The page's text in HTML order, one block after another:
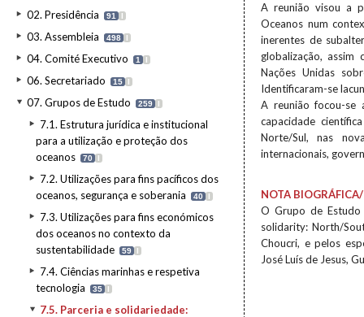
02. Presidência 91 I
03. Assembleia 498 I
04. Comité Executivo 1 I
06. Secretariado 15 I
07. Grupos de Estudo 259 I
7.1. Estrutura jurídica e institucional
para a utilização e proteção dos
oceanos
70 I
7.2. Utilizações para fins pacíficos dos
oceanos, segurança e soberania
40 I
7.3. Utilizações para fins económicos
dos oceanos no contexto da
sustentabilidade
59 I
7.4. Ciências marinhas e respetiva
tecnologia
35 I
7.5. Parceria e solidariedade:
A reunião visou a
Oceanos num
inerentes de
globalização, assim
Nações Unidas
Identificaram-se
A reunião focou-se
capacidade
Norte/Sul, nas
internacionais,
NOTA
O Grupo de Estudo
solidarity: North/
Choucri, e pelos
José Luís de Jesus,